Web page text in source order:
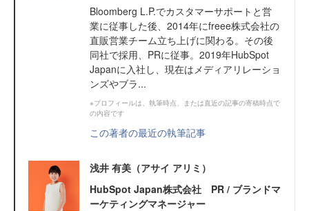
Bloomberg L.P.でカスタマーサポートと営
業に従事した後、2014年にfreee株式会社の
直販営業チーム立ち上げに関わる。その後
同社で採用、PRに従事。2019年HubSpot
Japanに入社し、現在はメディアリレーショ
ンズやブラ...
※プロフィールは、執筆時点、または直近の記事の寄稿時点で
の内容です
この著者の最近の執筆記事
浅井 有美（アサイ アリミ）
HubSpot Japan株式会社 PR / ブランドマ
ーケティングマネージャー